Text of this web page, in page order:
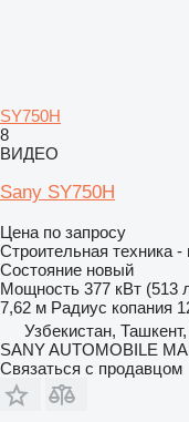
SY750H
8
ВИДЕО
Sany SY750H
Цена по запросу
Строительная техника -
Состояние новый
Мощность 377 кВт (513
7,62 м Радиус копания
Узбекистан,
SANY AUTOMOBILE
Связаться с продавцом